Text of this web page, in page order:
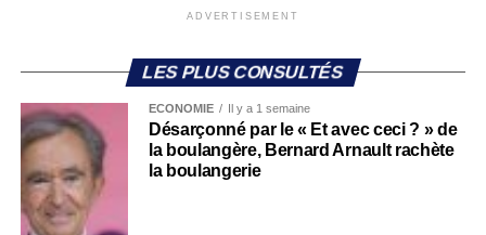
ADVERTISEMENT
LES PLUS CONSULTÉS
ECONOMIE Il y a 1 semaine
Désarçonné par le « Et avec ceci ? » de
la boulangère, Bernard Arnault rachète
la boulangerie